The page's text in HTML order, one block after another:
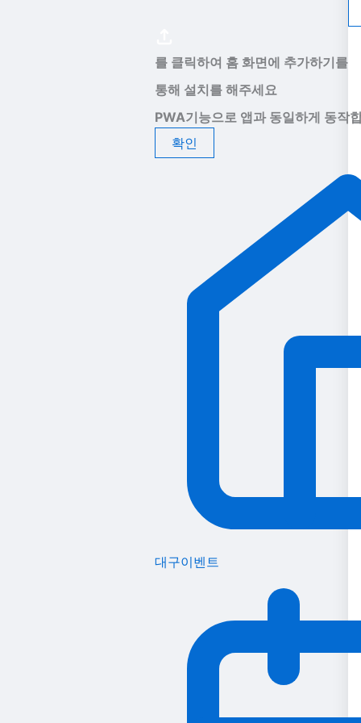
를 클릭하여 홈 화면에 추가하기를
통해 설치를 해주세요
PWA기능으로 앱과 동일하게 동작
확인
대구이벤트